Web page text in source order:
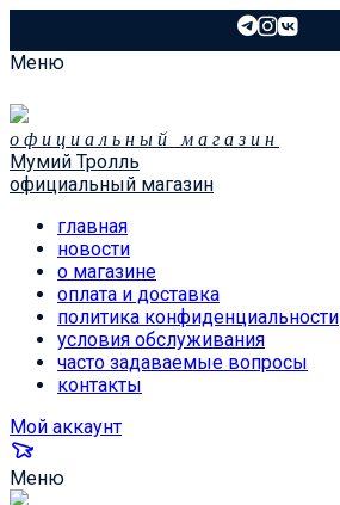
Меню
официальный магазин
Мумий Тролль
официальный магазин
главная
новости
о магазине
оплата и доставка
политика конфиденциальности
условия обслуживания
часто задаваемые вопросы
контакты
Мой аккаунт
Меню